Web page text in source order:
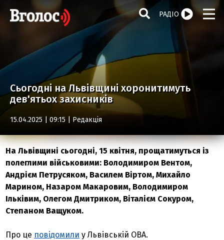
РАДІО
Сьогодні на Львівщині хоронитимуть
дев'ятьох захисників
15.04.2025 | 09:15 | Редакція
На Львівщині сьогодні, 15 квітня, прощатимуться із
полеглими військовими: Володимиром Вентом,
Андрієм Петрусяком, Василем Віртом, Михайло
Марином, Назаром Макаровим, Володимиром
Ільківим, Олегом Дмитриком, Віталієм Сокуром,
Степаном Ващуком.
Про це повідомили у Львівській ОВА.